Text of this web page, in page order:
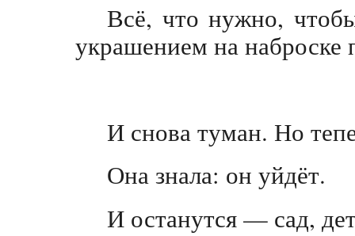
Всё, что нужно,
украшением на наброске
И снова туман. Но
Она знала: он уйдёт.
И останутся — сад,